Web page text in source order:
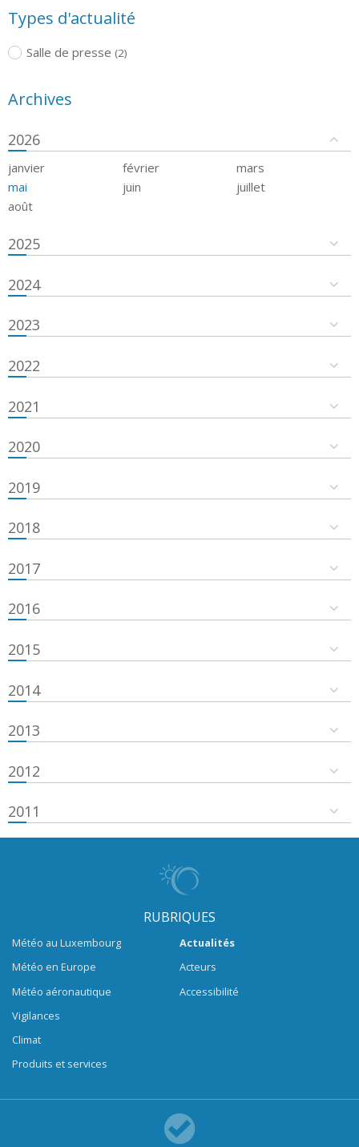
Types d'actualité
Salle de presse (2)
Archives
2026
janvier février
mars
mai
juin
juillet
août
2025
2024
2023
2022
2021
2020
2019
2018
2017
2016
2015
2014
2013
2012
2011
RUBRIQUES
Météo au Luxembourg
Météo en Europe
Météo aéronautique
Vigilances
Climat
Produits et services
Actualités
Acteurs
Accessibilité